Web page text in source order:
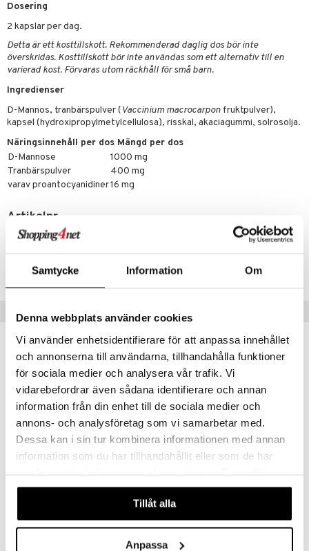
Samtycke Information Om
Denna webbplats använder cookies
Vi använder enhetsidentifierare för att anpassa innehållet
och annonserna till användarna, tillhandahålla funktioner
för sociala medier och analysera vår trafik. Vi
vidarebefordrar även sådana identifierare och annan
information från din enhet till de sociala medier och
annons- och analysföretag som vi samarbetar med.
Dessa kan i sin tur kombinera informationen med annan
information som du har tillhandahållit eller som de har
våra cookies vid fortsatt användande av vår webbplats.
Tillåt alla
Anpassa
Dosering
2 kapslar per dag.
Detta är ett kosttillskott. Rekommenderad daglig dos bör inte
överskridas. Kosttillskott bör inte användas som ett alternativ till en
varierad kost. Förvaras utom räckhåll för små barn.
Ingredienser
D-Mannos, tranbärspulver (Vaccinium macrocarpon fruktpulver),
kapsel (hydroxipropylmetylcellulosa), risskal, akaciagummi, solrosolja.
Näringsinnehåll per dos Mängd per dos
D-Mannose
1000 mg
Tranbärspulver
400 mg
varav proantocyanidiner16 mg
Artikelnr
HDMA5-DZ-60
Lägsta pris senaste 30 dagarna: 330 kr
Populära produkter
Ledins Curite
63 kr
Elexir Urilock Plus
ELEXIR PHARMA
175 kr
dusch & tvål
oljor
K
svar